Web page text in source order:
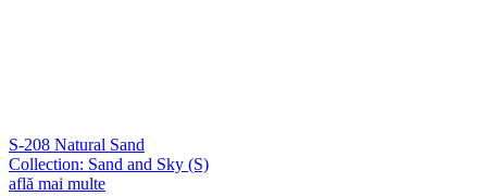
S-208 Natural Sand
Collection: Sand and Sky (S)
află mai multe